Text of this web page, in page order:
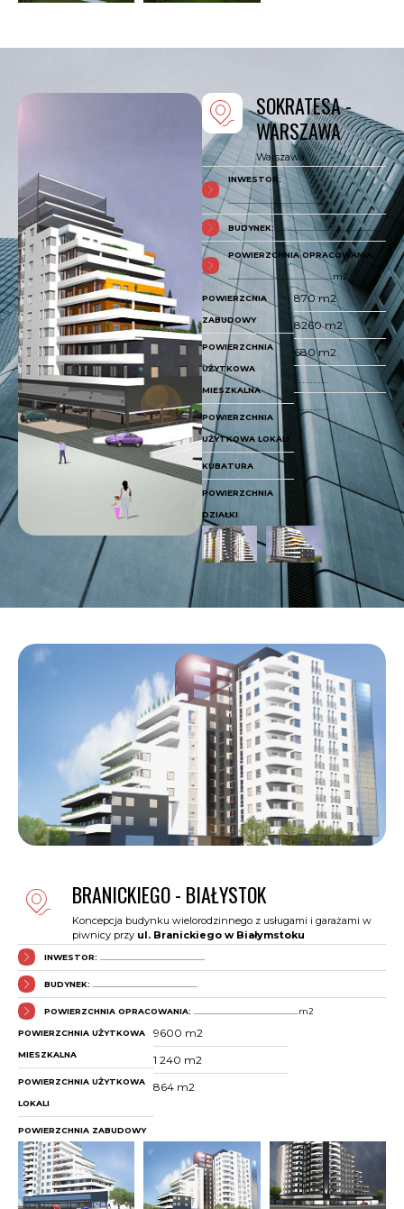
SOKRATESA -
WARSZAWA
Warszawa
INWESTOR:
..........................................................
BUDYNEK: ..........................................................
POWIERZCHNIA OPRACOWANIA:
..........................................................m2
POWIERZCNIA
ZABUDOWY
POWIERZCHNIA
UŻYTKOWA
MIESZKALNA
POWIERZCHNIA
UŻYTKOWA LOKALI
KUBATURA
POWIERZCHNIA
DZIAŁKI
870 m2
8260 m2
680 m2
.............
.............
BRANICKIEGO - BIAŁYSTOK
Koncepcja budynku wielorodzinnego z usługami i garażami w
piwnicy przy ul. Branickiego w Białymstoku
INWESTOR:
BUDYNEK:
POWIERZCHNIA OPRACOWANIA: ..........................................................m2
POWIERZCHNIA UŻYTKOWA
MIESZKALNA
POWIERZCHNIA UŻYTKOWA
LOKALI
POWIERZCHNIA ZABUDOWY
9600 m2
1 240 m2
864 m2